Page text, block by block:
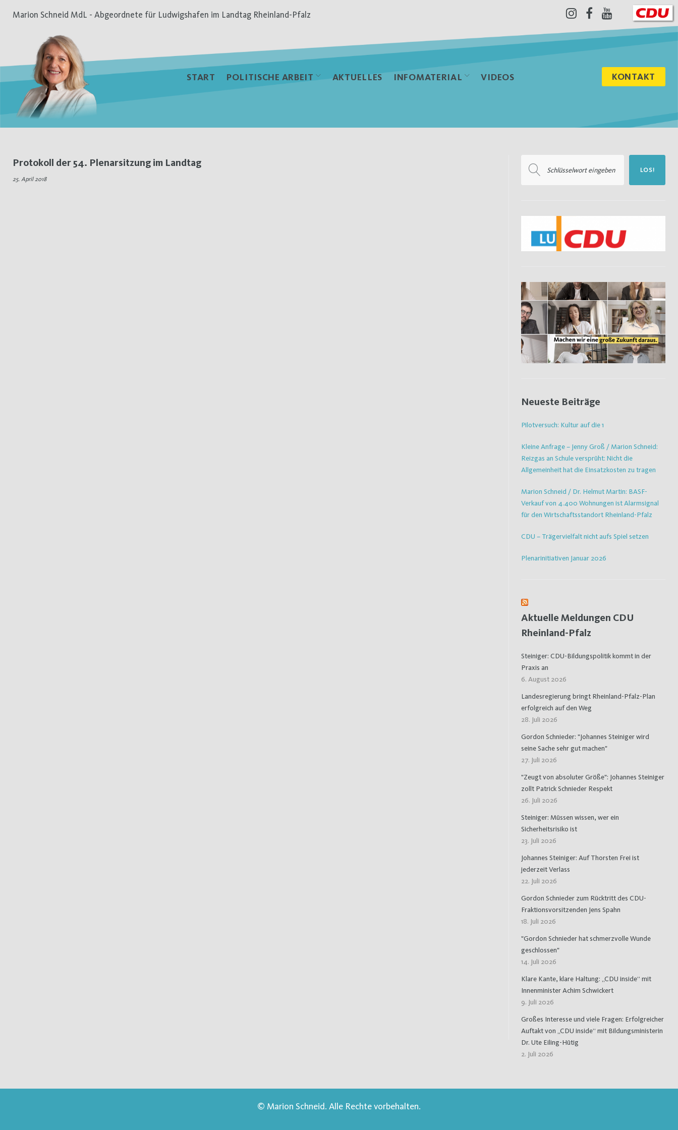
Inhalt
Marion Schneid MdL - Abgeordnete für Ludwigshafen im Landtag Rheinland-Pfalz
Instagram
Facebook
Youtube
START POLITISCHE ARBEIT AKTUELLES INFOMATERIAL VIDEOS KONTAKT
Tag:
25.
Protokoll der 54. Plenarsitzung im Landtag
25. April 2018
nach:
LOS!
Neueste Beiträge
Pilotversuch: Kultur auf die 1
Kleine Anfrage – Jenny Groß / Marion Schneid:
Reizgas an Schule versprüht: Nicht die
Allgemeinheit hat die Einsatzkosten zu tragen
Marion Schneid / Dr. Helmut Martin: BASF-
Verkauf von 4.400 Wohnungen ist Alarmsignal
für den Wirtschaftsstandort Rheinland-Pfalz
CDU – Trägervielfalt nicht aufs Spiel setzen
Plenarinitiativen Januar 2026
Aktuelle Meldungen CDU
Rheinland-Pfalz
Steiniger: CDU-Bildungspolitik kommt in der
Praxis an
6. August 2026
Landesregierung bringt Rheinland-Pfalz-Plan
erfolgreich auf den Weg
28. Juli 2026
Gordon Schnieder: "Johannes Steiniger wird
seine Sache sehr gut machen"
27. Juli 2026
"Zeugt von absoluter Größe": Johannes Steiniger
zollt Patrick Schnieder Respekt
26. Juli 2026
Steiniger: Müssen wissen, wer ein
Sicherheitsrisiko ist
23. Juli 2026
Johannes Steiniger: Auf Thorsten Frei ist
jederzeit Verlass
22. Juli 2026
Gordon Schnieder zum Rücktritt des CDU-
Fraktionsvorsitzenden Jens Spahn
18. Juli 2026
"Gordon Schnieder hat schmerzvolle Wunde
geschlossen"
14. Juli 2026
Klare Kante, klare Haltung: „CDU inside“ mit
Innenminister Achim Schwickert
9. Juli 2026
Großes Interesse und viele Fragen: Erfolgreicher
Auftakt von „CDU inside“ mit Bildungsministerin
Dr. Ute Eiling-Hütig
2. Juli 2026
© Marion Schneid. Alle Rechte vorbehalten.